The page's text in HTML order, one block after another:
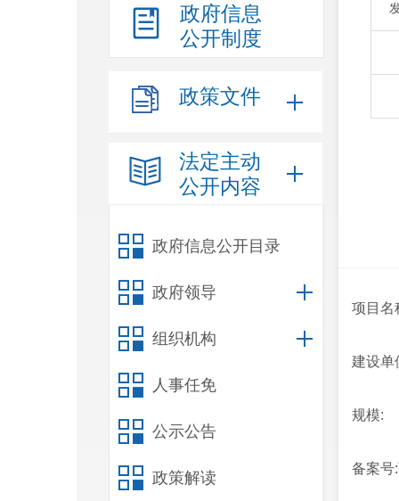
政府信息
公开制度
政策文件
法定主动
公开内容
政府信息公开目录
政府领导
组织机构
人事任免
公示公告
政策解读
项目名
建设单
规模:
备案号